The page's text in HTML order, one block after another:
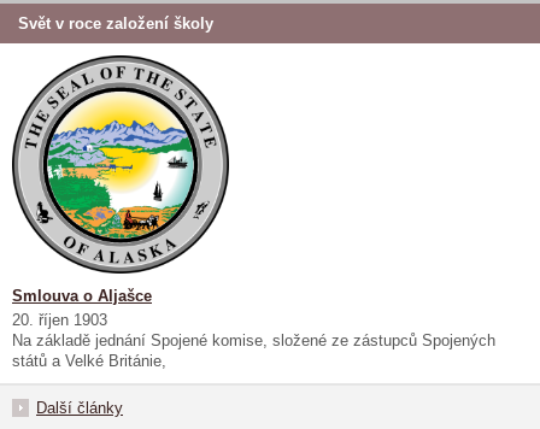
Svět v roce založení školy
Smlouva o Aljašce
20. říjen 1903
Na základě jednání Spojené komise, složené ze zástupců Spojených
států a Velké Británie,
Další články